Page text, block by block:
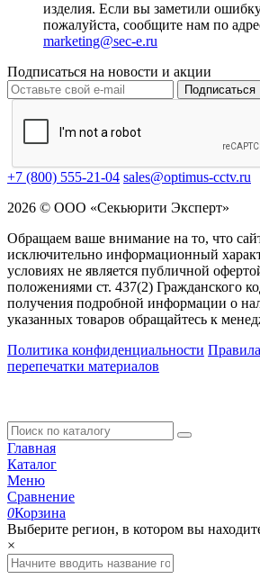
изделия. Если вы заметили
пожалуйста, сообщите нам по
marketing@sec-e.ru
Подписаться на новости и акции
Подписаться
+7 (800) 555-21-04 sales@optimus-cctv.ru
2026 © ООО «Секьюрити Эксперт»
Обращаем ваше внимание на то, что
исключительно информационный
условиях не является публичной
положениями ст. 437(2) Гражданского
получения подробной информации о
указанных товаров обращайтесь к
Политика конфиденциальности
перепечатки материалов
Главная
Каталог
Меню
Сравнение
0Корзина
Выберите регион, в котором вы
×